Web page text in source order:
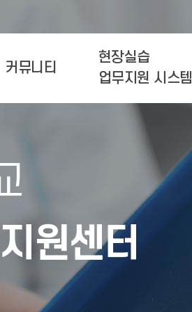
커뮤니티
현장실습
업무지원 시스템
원센터